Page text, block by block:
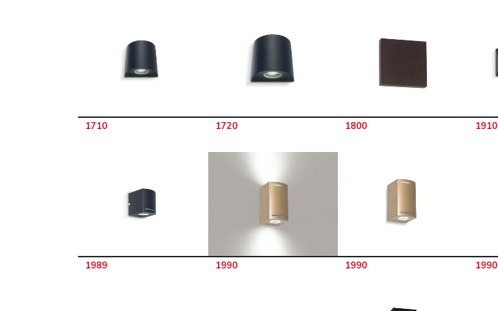
1710 1720 1800 1910
1989 1990 1990 1990